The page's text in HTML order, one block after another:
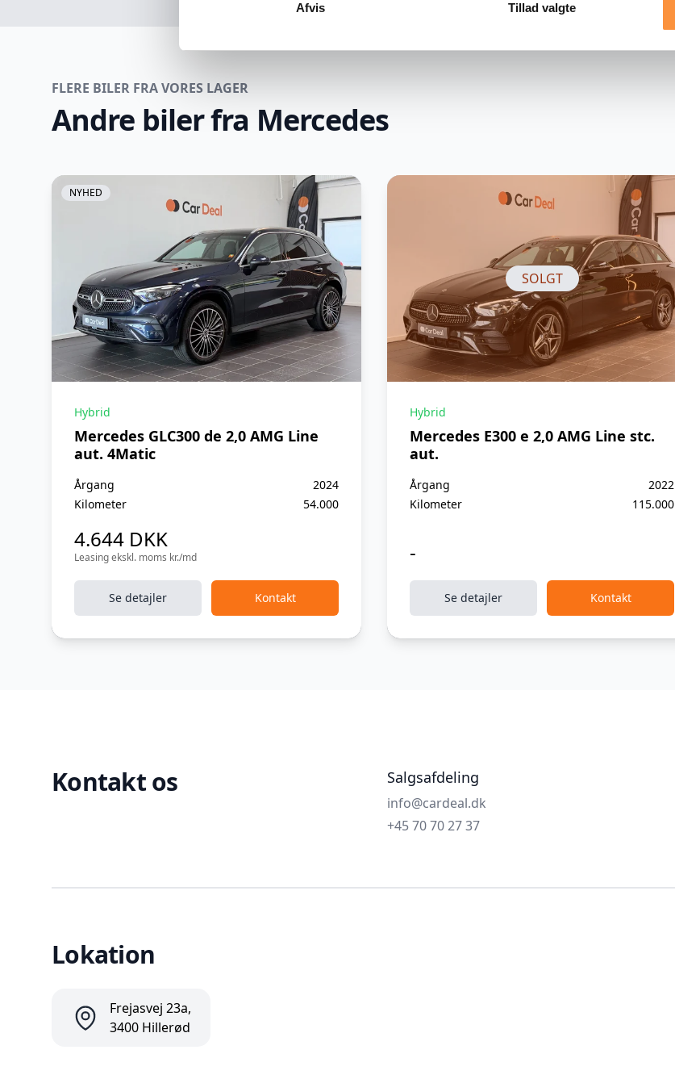
Afvis Tillad valgte
FLERE BILER FRA VORES LAGER
Andre biler fra Mercedes
NYHED
Hybrid
Mercedes GLC300 de 2,0 AMG Line
aut. 4Matic
Årgang
2024
Kilometer
54.000
4.644 DKK
Leasing ekskl. moms kr./md
Se detajler Kontakt
SOLGT
Hybrid
Mercedes E300 e 2,0 AMG Line stc.
aut.
Årgang
2022
Kilometer
115.000
-
Se detajler Kontakt
Kontakt os Salgsafdeling
info@cardeal.dk
+45 70 70 27 37
Lokation
Frejasvej 23a,
3400 Hillerød